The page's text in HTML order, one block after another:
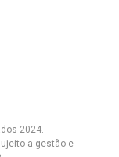
2024.
a gestão e